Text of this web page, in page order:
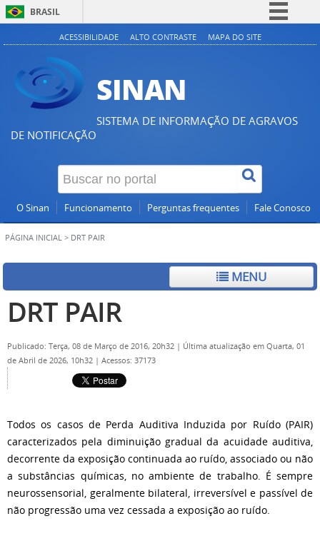
BRASIL
Simplifique!
Acesso à informação
Legislação
ACESSIBILIDADE ALTO CONTRASTE MAPA DO SITE
SINAN
SISTEMA DE INFORMAÇÃO DE AGRAVOS
DE NOTIFICAÇÃO
O Sinan Funcionamento Perguntas frequentes Fale Conosco
PÁGINA INICIAL > DRT PAIR
MENU
DRT PAIR
Publicado: Terça, 08 de Março de 2016, 20h32 | Última atualização em Quarta, 01
de Abril de 2026, 10h32 | Acessos: 37173
Todos os casos de Perda Auditiva Induzida por Ruído (PAIR)
caracterizados pela diminuição gradual da acuidade auditiva,
decorrente da exposição continuada ao ruído, associado ou não
a substâncias químicas, no ambiente de trabalho. É sempre
neurossensorial, geralmente bilateral, irreversível e passível de
não progressão uma vez cessada a exposição ao ruído.